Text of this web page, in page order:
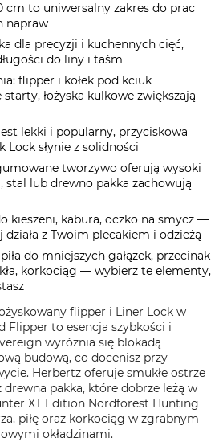
cm to uniwersalny zakres do prac
napraw
dla precyzji i kuchennych cięć,
do liny i taśm
flipper i kołek pod kciuk
łożyska kulkowe zwiększają
lekki i popularny, przyciskowa
Lock słynie z solidności
tworzywo oferują wysoki
stal lub drewno pakka zachowują
kieszeni, kabura, oczko na smycz —
z Twoim plecakiem i odzieżą
do mniejszych gałązek, przecinak
korkociąg — wybierz te elementy,
flipper i Liner Lock w
Flipper to esencja szybkości i
wyróżnia się blokadą
budową, co docenisz przy
Herbertz oferuje smukłe ostrze
drewna pakka, które dobrze leżą w
XT Edition Nordforest Hunting
piłę oraz korkociąg w zgrabnym
okładzinami.